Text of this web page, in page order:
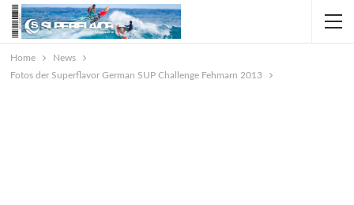
Home
News
Fotos der Superflavor German SUP Challenge Fehmarn 2013